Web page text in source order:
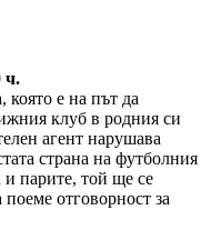
ч.
която е на път да
клуб в родния си
агент нарушава
страна на футболния
и парите, той ще се
отговорност за